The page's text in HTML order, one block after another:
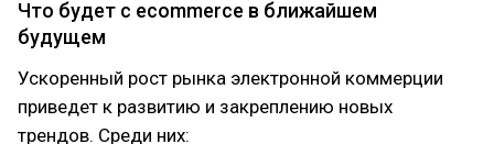
Что будет с ecommerce в ближайшем
будущем
Ускоренный рост рынка электронной коммерции
приведет к развитию и закреплению новых
трендов. Среди них: